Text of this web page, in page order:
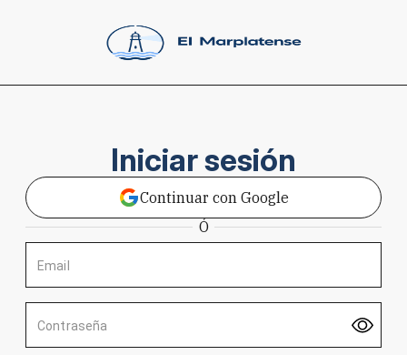
Iniciar sesión
Continuar con Google
Ó
Email
Contraseña